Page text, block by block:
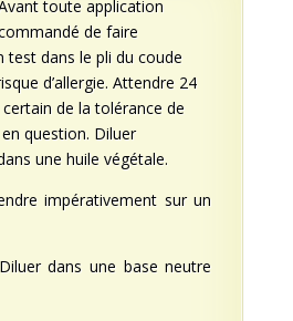
toute application
de faire
test dans le pli du coude
d’allergie. Attendre 24
de la tolérance de
en question. Diluer
une huile végétale.
impérativement sur un
Diluer dans une base neutre